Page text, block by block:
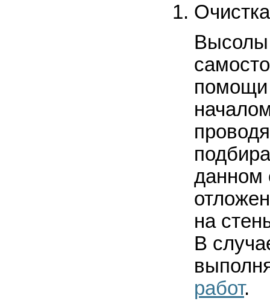
помощи
данном
на
В
работ.